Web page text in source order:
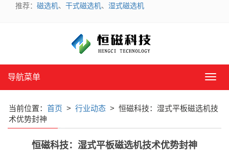
推荐： 磁选机、 干式磁选机、 湿式磁选机
导
单
导航菜单
当前位置： 首页 > 行业动态 > 恒磁科技：湿式平板磁选机技
术优势封神
恒磁科技：湿式平板磁选机技术优势封神